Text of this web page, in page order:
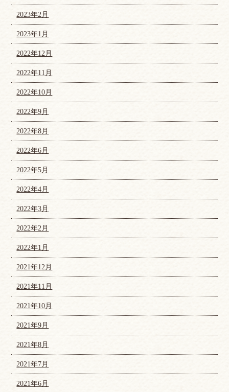
2023年2月
2023年1月
2022年12月
2022年11月
2022年10月
2022年9月
2022年8月
2022年6月
2022年5月
2022年4月
2022年3月
2022年2月
2022年1月
2021年12月
2021年11月
2021年10月
2021年9月
2021年8月
2021年7月
2021年6月